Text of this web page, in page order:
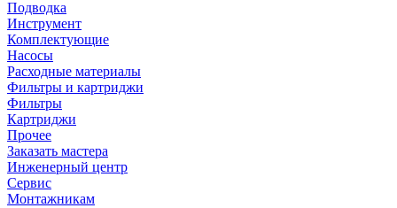
Подводка
Инструмент
Комплектующие
Насосы
Расходные материалы
Фильтры и картриджи
Фильтры
Картриджи
Прочее
Заказать мастера
Инженерный центр
Сервис
Монтажникам